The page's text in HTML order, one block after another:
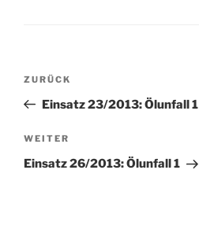
Beitragsnavigation
Vorheriger
Beitrag
ZURÜCK
Einsatz 23/2013: Ölunfall 1
Nächster
Beitrag
WEITER
Einsatz 26/2013: Ölunfall 1